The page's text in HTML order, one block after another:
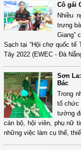
Cô gái
Nhiều
trưng
Giang”
Sạch tại “Hội chợ quốc tế
Tây 2022 (EWEC - Đà
Sơn
Bác
Trong
tổ chức
tưởng
cán bộ, hội viên, phụ nữ
những việc làm cụ thể,